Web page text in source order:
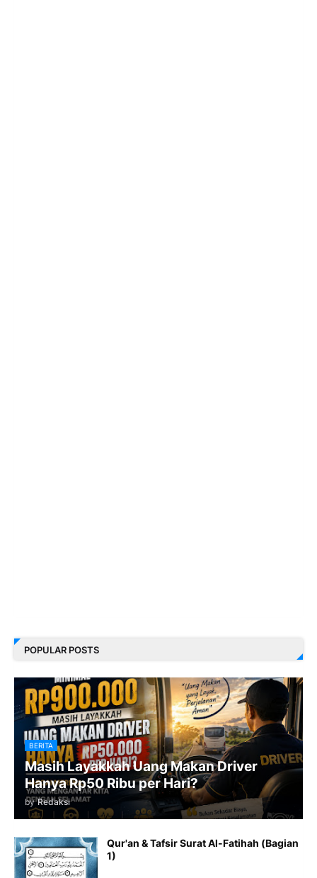
POPULAR POSTS
BERITA
Masih Layakkah Uang Makan Driver
Hanya Rp50 Ribu per Hari?
by Redaksi
Qur'an & Tafsir Surat Al-Fatihah (Bagian
1)